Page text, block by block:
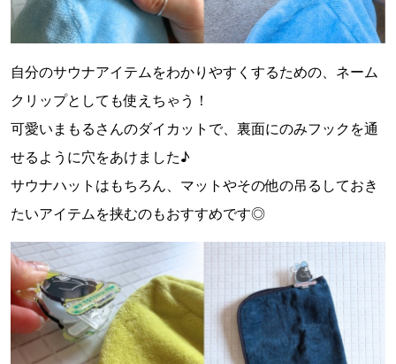
自分のサウナアイテムをわかりやすくするための、ネーム
クリップとしても使えちゃう！
可愛いまもるさんのダイカットで、裏面にのみフックを通
せるように穴をあけました♪
サウナハットはもちろん、マットやその他の吊るしておき
たいアイテムを挟むのもおすすめです◎